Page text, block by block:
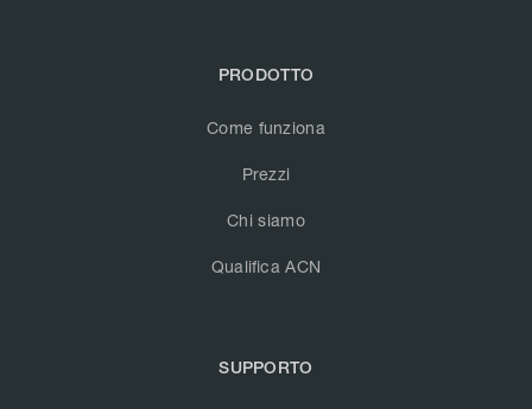
PRODOTTO
Come funziona
Prezzi
Chi siamo
Qualifica ACN
SUPPORTO